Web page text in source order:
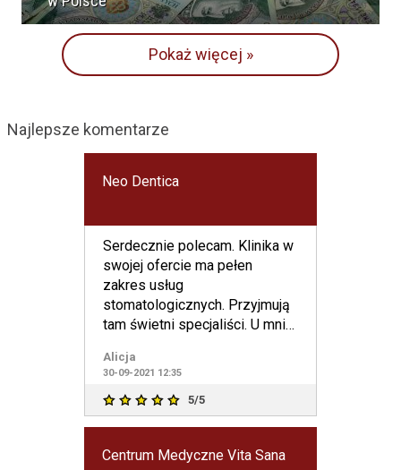
Pokaż więcej »
Najlepsze komentarze
Neo Dentica
Serdecznie polecam. Klinika w
swojej ofercie ma pełen
zakres usług
stomatologicznych. Przyjmują
tam świetni specjaliści. U mnie
iAlicja
30-09-2021 12:35
5/5
Centrum Medyczne Vita Sana